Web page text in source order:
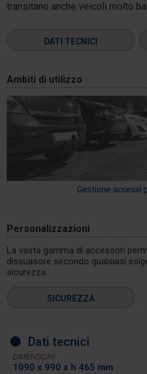
transitano anche veicoli molto
DATI TECNICI
Ambiti di utilizzo
Gestione accessi
Personalizzazioni
La vasta gamma di accessori
dissuasore secondo qualsiasi
sicurezza.
SICUREZZA
Dati tecnici
DIMENSIONI
1090 x 990 x h 465 mm